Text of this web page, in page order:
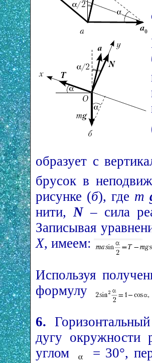
образует с
брусок в
рисунке (б), где m
нити,N – сила
Записывая
X, имеем:
Используя
формулу
6.
дугу окружности
углом
= 30°,